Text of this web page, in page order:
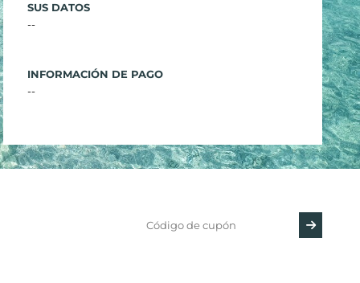
SUS DATOS
--
INFORMACIÓN DE PAGO
--